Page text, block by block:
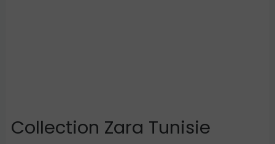
Collection Zara Tunisie